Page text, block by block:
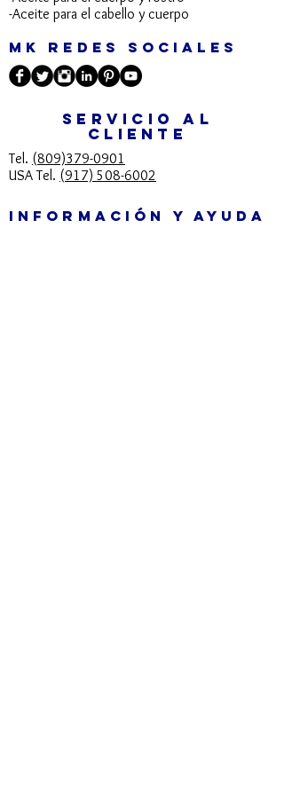
seguido como necesite.
-Aceite para el cabello y cuerpo​
MK REDES SOCIALES
SERVICIO AL
CLIENTE
Tel. (809)379-0901
USA Tel. (917) 508-6002
INFORMACIÓN Y AYUDA